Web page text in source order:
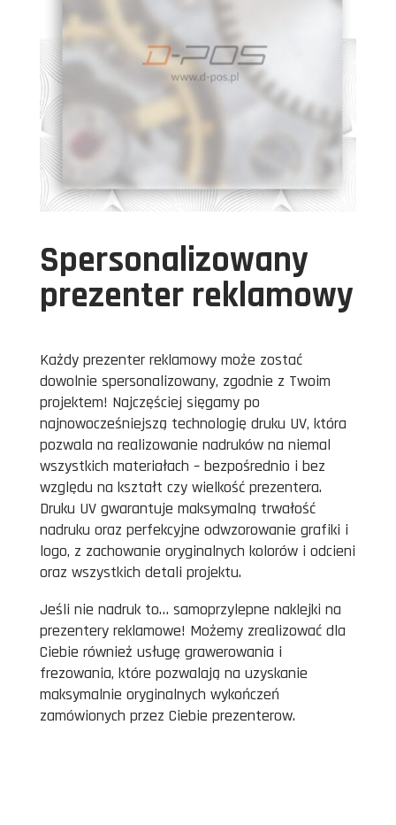
Spersonalizowany
prezenter reklamowy
Każdy prezenter reklamowy może zostać
dowolnie spersonalizowany, zgodnie z Twoim
projektem! Najczęściej sięgamy po
najnowocześniejszą technologię druku UV, która
pozwala na realizowanie nadruków na niemal
wszystkich materiałach – bezpośrednio i bez
względu na kształt czy wielkość prezentera.
Druku UV gwarantuje maksymalną trwałość
nadruku oraz perfekcyjne odwzorowanie grafiki i
logo, z zachowanie oryginalnych kolorów i odcieni
oraz wszystkich detali projektu.
Jeśli nie nadruk to… samoprzylepne naklejki na
prezentery reklamowe! Możemy zrealizować dla
Ciebie również usługę grawerowania i
frezowania, które pozwalają na uzyskanie
maksymalnie oryginalnych wykończeń
zamówionych przez Ciebie prezenterow.